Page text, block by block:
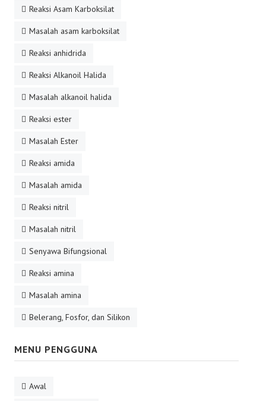
Reaksi Asam Karboksilat
Masalah asam karboksilat
Reaksi anhidrida
Reaksi Alkanoil Halida
Masalah alkanoil halida
Reaksi ester
Masalah Ester
Reaksi amida
Masalah amida
Reaksi nitril
Masalah nitril
Senyawa Bifungsional
Reaksi amina
Masalah amina
Belerang, Fosfor, dan Silikon
MENU PENGGUNA
Awal